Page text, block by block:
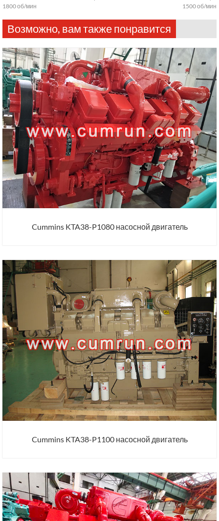
1800 об/мин
1500 об/мин
Возможно, вам также понравится
Cummins KTA38-P1080 насосной двигатель
Cummins KTA38-P1100 насосной двигатель